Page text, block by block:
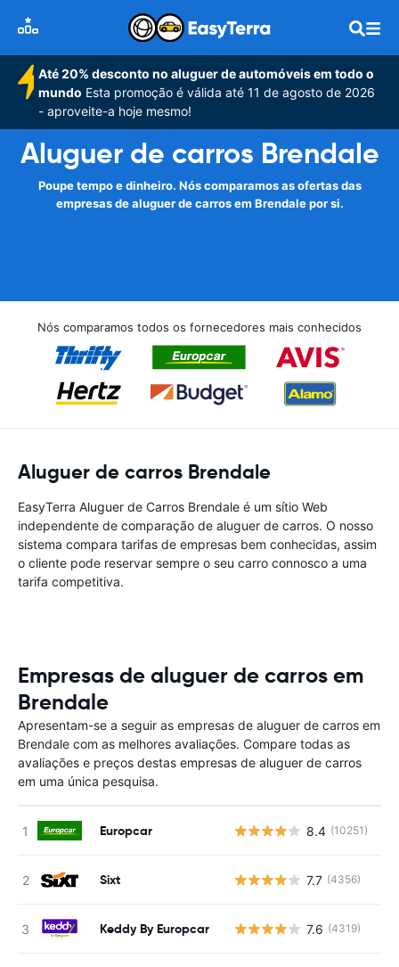
Até 20% desconto no aluguer de automóveis em todo o
mundo Esta promoção é válida até 11 de agosto de 2026
- aproveite-a hoje mesmo!
Aluguer de carros Brendale
Poupe tempo e dinheiro. Nós comparamos as ofertas das
empresas de aluguer de carros em Brendale por si.
Nós comparamos todos os fornecedores mais conhecidos
Aluguer de carros Brendale
EasyTerra Aluguer de Carros Brendale é um sítio Web
independente de comparação de aluguer de carros. O nosso
sistema compara tarifas de empresas bem conhecidas, assim
o cliente pode reservar sempre o seu carro connosco a uma
tarifa competitiva.
Empresas de aluguer de carros em
Brendale
Apresentam-se a seguir as empresas de aluguer de carros em
Brendale com as melhores avaliações. Compare todas as
avaliações e preços destas empresas de aluguer de carros
em uma única pesquisa.
Europcar 8.4 (10251)
Sixt 7.7 (4356)
Keddy By Europcar 7.6 (4319)